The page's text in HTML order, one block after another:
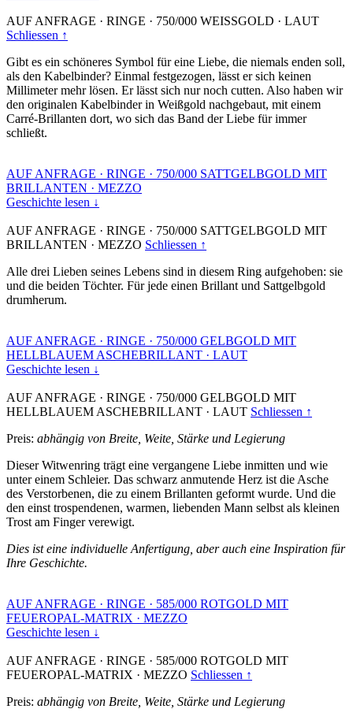
AUF ANFRAGE · RINGE · 750/000 WEISSGOLD · LAUT
Schliessen ↑
Gibt es ein schöneres Symbol für eine Liebe, die niemals enden soll,
als den Kabelbinder? Einmal festgezogen, lässt er sich keinen
Millimeter mehr lösen. Er lässt sich nur noch cutten. Also haben wir
den originalen Kabelbinder in Weißgold nachgebaut, mit einem
Carré-Brillanten dort, wo sich das Band der Liebe für immer
schließt.
AUF ANFRAGE · RINGE · 750/000 SATTGELBGOLD MIT
BRILLANTEN · MEZZO
Geschichte lesen ↓
AUF ANFRAGE · RINGE · 750/000 SATTGELBGOLD MIT
BRILLANTEN · MEZZO Schliessen ↑
Alle drei Lieben seines Lebens sind in diesem Ring aufgehoben: sie
und die beiden Töchter. Für jede einen Brillant und Sattgelbgold
drumherum.
AUF ANFRAGE · RINGE · 750/000 GELBGOLD MIT
HELLBLAUEM ASCHEBRILLANT · LAUT
Geschichte lesen ↓
AUF ANFRAGE · RINGE · 750/000 GELBGOLD MIT
HELLBLAUEM ASCHEBRILLANT · LAUT Schliessen ↑
Preis: abhängig von Breite, Weite, Stärke und Legierung
Dieser Witwenring trägt eine vergangene Liebe inmitten und wie
unter einem Schleier. Das schwarz anmutende Herz ist die Asche
des Verstorbenen, die zu einem Brillanten geformt wurde. Und die
den einst trospendenen, warmen, liebenden Mann selbst als kleinen
Trost am Finger verewigt.
Dies ist eine individuelle Anfertigung, aber auch eine Inspiration für
Ihre Geschichte.
AUF ANFRAGE · RINGE · 585/000 ROTGOLD MIT
FEUEROPAL-MATRIX · MEZZO
Geschichte lesen ↓
AUF ANFRAGE · RINGE · 585/000 ROTGOLD MIT
FEUEROPAL-MATRIX · MEZZO Schliessen ↑
Preis: abhängig von Breite, Weite, Stärke und Legierung